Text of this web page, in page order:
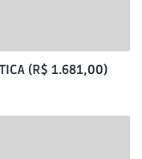
(R$ 1.681,00)